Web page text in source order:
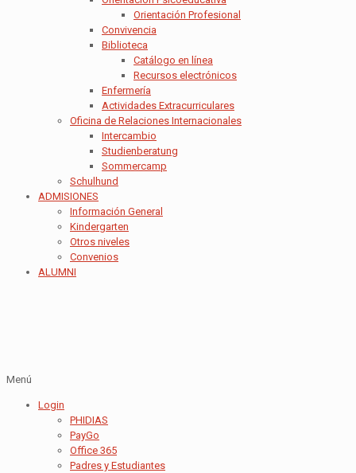
Orientación Profesional
Convivencia
Biblioteca
Catálogo en línea
Recursos electrónicos
Enfermería
Actividades Extracurriculares
Oficina de Relaciones Internacionales
Intercambio
Studienberatung
Sommercamp
Schulhund
ADMISIONES
Información General
Kindergarten
Otros niveles
Convenios
ALUMNI
Menú
Login
PHIDIAS
PayGo
Office 365
Padres y Estudiantes